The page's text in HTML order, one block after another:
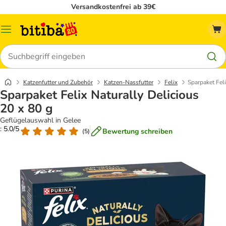
Versandkostenfrei ab 39€
Menü
Suchen
Katzenfutter und Zubehör Katzen-Nassfutter Felix Sparpaket
Sparpaket Felix Naturally Delicious
20 x 80 g
Geflügelauswahl in Gelee
: 5.0/5
(5) Bewertung schreiben